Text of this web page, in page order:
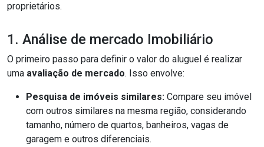
proprietários.
1. Análise de mercado Imobiliário
O primeiro passo para definir o valor do aluguel é realizar
uma avaliação de mercado. Isso envolve:
Pesquisa de imóveis similares: Compare seu imóvel
com outros similares na mesma região, considerando
tamanho, número de quartos, banheiros, vagas de
garagem e outros diferenciais.